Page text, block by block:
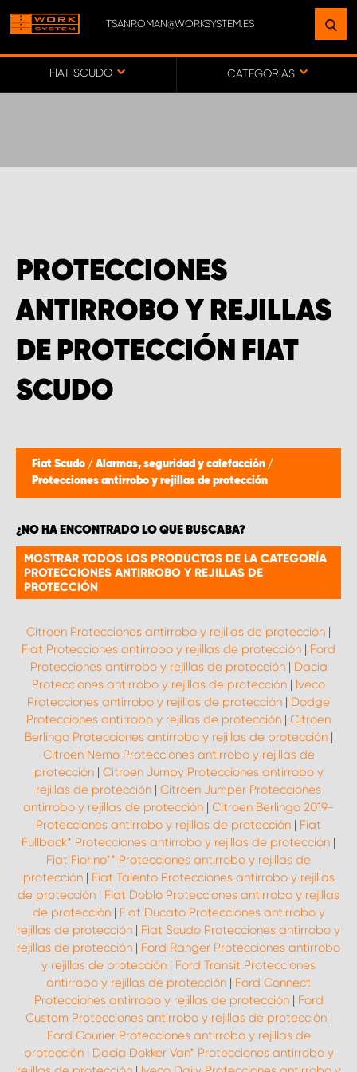
TSANROMAN@WORKSYSTEM.ES
FIAT SCUDO CATEGORIAS
PROTECCIONES
ANTIRROBO Y REJILLAS
DE PROTECCIÓN FIAT
SCUDO
Fiat Scudo / Alarmas, seguridad y calefacción /
Protecciones antirrobo y rejillas de protección
¿NO HA ENCONTRADO LO QUE BUSCABA?
MOSTRAR TODOS LOS PRODUCTOS DE LA CATEGORÍA
PROTECCIONES ANTIRROBO Y REJILLAS DE
PROTECCIÓN
Citroen Protecciones antirrobo y rejillas de protección |
Fiat Protecciones antirrobo y rejillas de protección | Ford
Protecciones antirrobo y rejillas de protección| Dacia
Protecciones antirrobo y rejillas de protección | Iveco
Protecciones antirrobo y rejillas de protección | Dodge
Protecciones antirrobo y rejillas de protección | Citroen
Berlingo Protecciones antirrobo y rejillas de protección|
Citroen Nemo Protecciones antirrobo y rejillas de
protección| Citroen Jumpy Protecciones antirrobo y
rejillas de protección | Citroen Jumper Protecciones
antirrobo y rejillas de protección | Citroen Berlingo 2019-
Protecciones antirrobo y rejillas de protección | Fiat
Fullback* Protecciones antirrobo y rejillas de protección |
Fiat Fiorino** Protecciones antirrobo y rejillas de
protección| Fiat Talento Protecciones antirrobo y rejillas
de protección | Fiat Doblò Protecciones antirrobo y rejillas
de protección| Fiat Ducato Protecciones antirrobo y
rejillas de protección | Fiat Scudo Protecciones antirrobo y
rejillas de protección | Ford Ranger Protecciones antirrobo
y rejillas de protección | Ford Transit Protecciones
antirrobo y rejillas de protección | Ford Connect
Protecciones antirrobo y rejillas de protección| Ford
Custom Protecciones antirrobo y rejillas de protección|
Ford Courier Protecciones antirrobo y rejillas de
protección| Dacia Dokker Van* Protecciones antirrobo y
ENCUENTRE UNA INSTALACIÓN
CERCA DE USTED